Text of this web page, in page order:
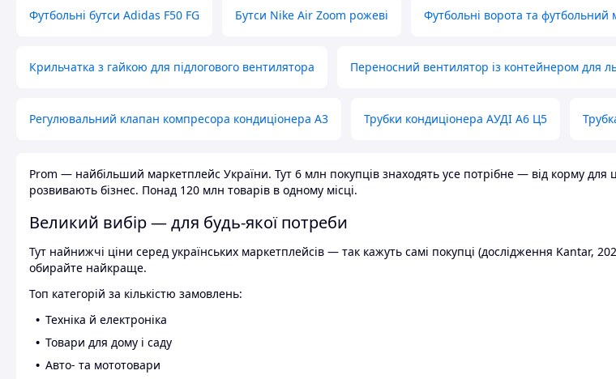
Футбольні бутси Adidas F50 FG Бутси Nike Air Zoom рожеві Футбольні ворота та футбольний
Крильчатка з гайкою для підлогового вентилятора Переносний вентилятор із контейнером для
Регулювальний клапан компресора кондиціонера А3 Трубки кондиціонера АУДІ А6 Ц5
Prom — найбільший маркетплейс України. Тут 6 млн покупців знаходять усе потрібне — від корму для
розвивають бізнес. Понад 120 млн товарів в одному місці.
Великий вибір — для будь-якої потреби
Тут найнижчі ціни серед українських маркетплейсів — так кажуть самі покупці (дослідження Kantar,
обирайте найкраще.
Топ категорій за кількістю замовлень:
Техніка й електроніка
Товари для дому і саду
Авто- та мототовари